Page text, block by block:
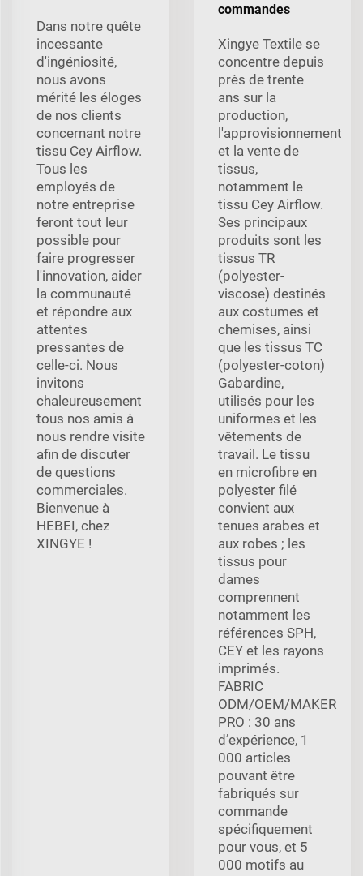
Dans notre quête
incessante
d'ingéniosité,
nous avons
mérité les éloges
de nos clients
concernant notre
tissu Cey Airflow.
Tous les
employés de
notre entreprise
feront tout leur
possible pour
faire progresser
l'innovation, aider
la communauté
et répondre aux
attentes
pressantes de
celle-ci. Nous
invitons
chaleureusement
tous nos amis à
nous rendre visite
afin de discuter
de questions
commerciales.
Bienvenue à
HEBEI, chez
XINGYE !
commandes
Xingye Textile se
concentre depuis
près de trente
ans sur la
production,
l'approvisionnement
et la vente de
tissus,
notamment le
tissu Cey Airflow.
Ses principaux
produits sont les
tissus TR
(polyester-
viscose) destinés
aux costumes et
chemises, ainsi
que les tissus TC
(polyester-coton)
Gabardine,
utilisés pour les
uniformes et les
vêtements de
travail. Le tissu
en microfibre en
polyester filé
convient aux
tenues arabes et
aux robes ; les
tissus pour
dames
comprennent
notamment les
références SPH,
CEY et les rayons
imprimés.
FABRIC
ODM/OEM/MAKER
PRO : 30 ans
d’expérience, 1
000 articles
pouvant être
fabriqués sur
commande
spécifiquement
pour vous, et 5
000 motifs au